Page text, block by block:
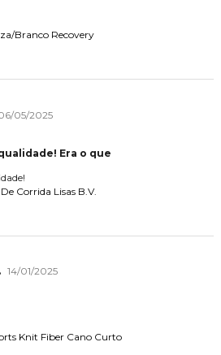
Branco Recovery
05/2025
Era o que
Corrida Lisas B.V.
14/01/2025
Knit Fiber Cano Curto